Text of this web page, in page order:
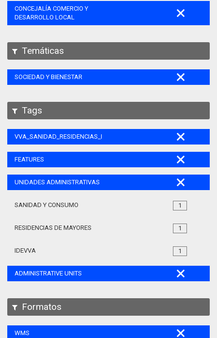
CONCEJALÍA COMERCIO Y
DESARROLLO LOCAL
Temáticas
SOCIEDAD Y BIENESTAR
Tags
VVA_SANIDAD_RESIDENCIAS_MAYORES_105
FEATURES
UNIDADES ADMINISTRATIVAS
1
SANIDAD Y CONSUMO
1
RESIDENCIAS DE MAYORES
1
IDEVVA
ADMINISTRATIVE UNITS
Formatos
WMS